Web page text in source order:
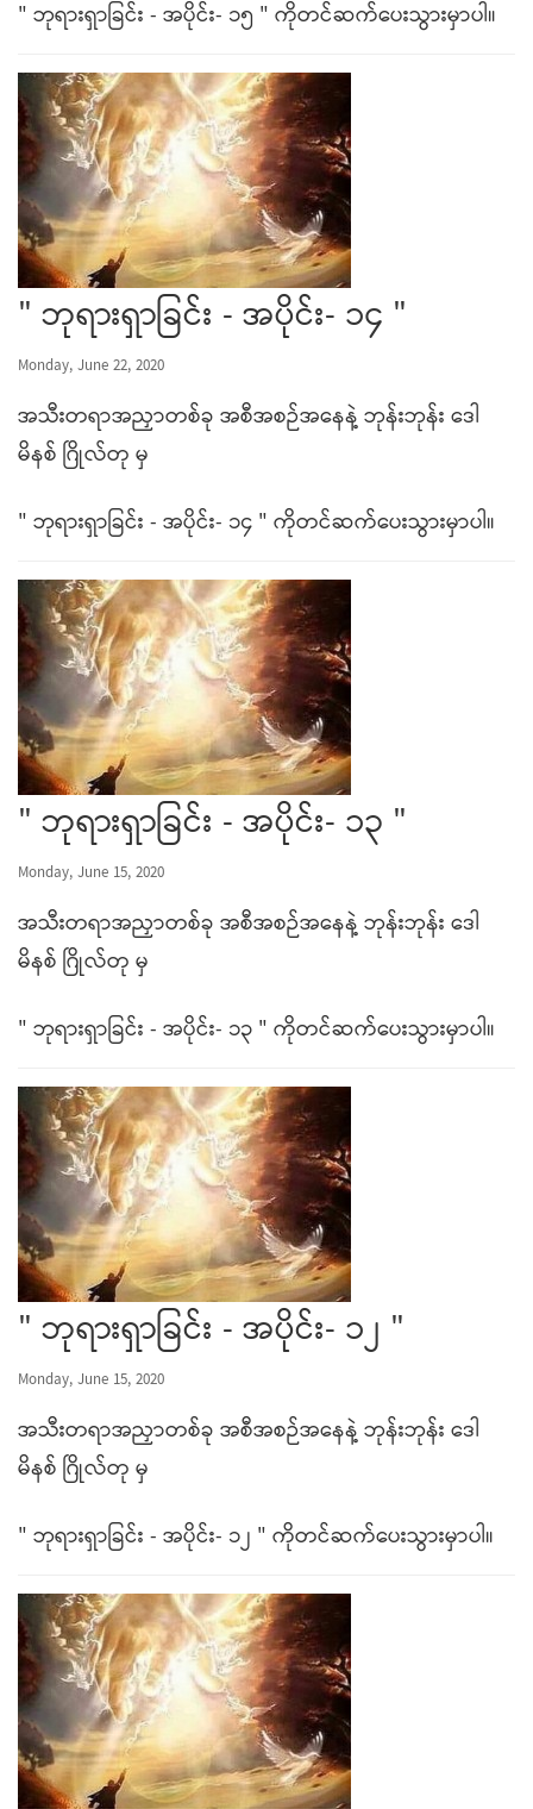
" ဘုရားရှာခြင်း - အပိုင်း- ၁၅ " ကိုတင်ဆက်ပေးသွားမှာပါ။
" ဘုရားရှာခြင်း - အပိုင်း- ၁၄ "
Monday, June 22, 2020
အသီးတရာအညှာတစ်ခု အစီအစဉ်အနေနဲ့ ဘုန်းဘုန်း ဒေါ
မိနစ် ဂြိုလ်တု မှ
" ဘုရားရှာခြင်း - အပိုင်း- ၁၄ " ကိုတင်ဆက်ပေးသွားမှာပါ။
" ဘုရားရှာခြင်း - အပိုင်း- ၁၃ "
Monday, June 15, 2020
အသီးတရာအညှာတစ်ခု အစီအစဉ်အနေနဲ့ ဘုန်းဘုန်း ဒေါ
မိနစ် ဂြိုလ်တု မှ
" ဘုရားရှာခြင်း - အပိုင်း- ၁၃ " ကိုတင်ဆက်ပေးသွားမှာပါ။
" ဘုရားရှာခြင်း - အပိုင်း- ၁၂ "
Monday, June 15, 2020
အသီးတရာအညှာတစ်ခု အစီအစဉ်အနေနဲ့ ဘုန်းဘုန်း ဒေါ
မိနစ် ဂြိုလ်တု မှ
" ဘုရားရှာခြင်း - အပိုင်း- ၁၂ " ကိုတင်ဆက်ပေးသွားမှာပါ။